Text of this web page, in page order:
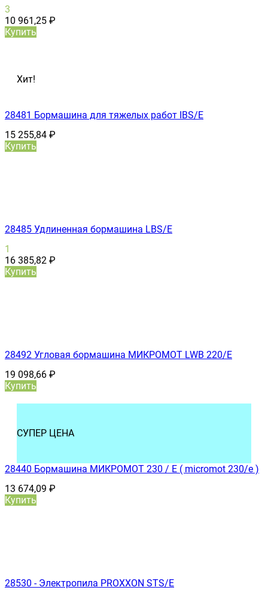
3
10 961,25 ₽
Купить
Хит!
28481 Бормашина для тяжелых работ IBS/E
15 255,84 ₽
Купить
28485 Удлиненная бормашина LBS/E
1
16 385,82 ₽
Купить
28492 Угловая бормашина МИКРОМОТ LWB 220/E
19 098,66 ₽
Купить
СУПЕР ЦЕНА
28440 Бормашина МИКРОМОТ 230 / E ( micromot 230/e )
13 674,09 ₽
Купить
28530 - Электропила PROXXON STS/E